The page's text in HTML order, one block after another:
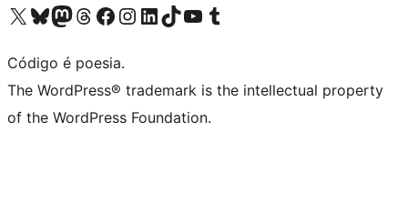
Acessar nossa conta do X (antigo Twitter)
Acessar nossa conta do Bluesky
Acessar nossa conta do Mastodon
Acessar nossa conta do Threads
Acessar nossa página do Facebook
Acessar nossa conta do Instagram
Acessar nossa conta do LinkedIn
Acessar nossa conta do TikTok
Acessar nosso canal do YouTube
Acessar nossa conta no Tumblr
Código é poesia.
The WordPress® trademark is the intellectual property
of the WordPress Foundation.